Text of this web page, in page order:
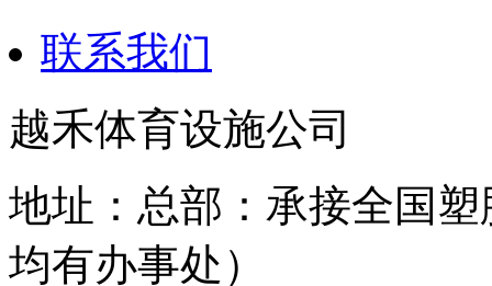
联系我们
越禾体育设施公司
地址：总部：承接全国
均有办事处）